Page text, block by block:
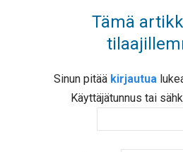
Tämä
Sinun pitää kirjautua
Käyttäjätunnus tai